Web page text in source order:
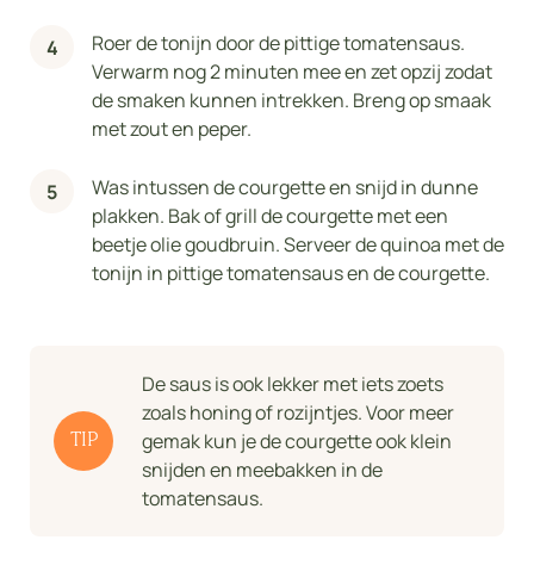
Roer de tonijn door de pittige tomatensaus.
Verwarm nog 2 minuten mee en zet opzij zodat
de smaken kunnen intrekken. Breng op smaak
met zout en peper.
Was intussen de courgette en snijd in dunne
plakken. Bak of grill de courgette met een
beetje olie goudbruin. Serveer de quinoa met de
tonijn in pittige tomatensaus en de courgette.
TIP
De saus is ook lekker met iets zoets
zoals honing of rozijntjes. Voor meer
gemak kun je de courgette ook klein
snijden en meebakken in de
tomatensaus.